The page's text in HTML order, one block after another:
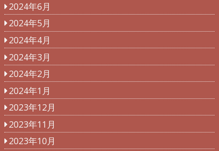
2024年6月
2024年5月
2024年4月
2024年3月
2024年2月
2024年1月
2023年12月
2023年11月
2023年10月